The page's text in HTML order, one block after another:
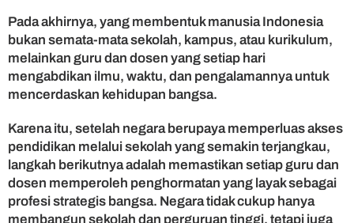
Pada akhirnya, yang membentuk manusia Indonesia
bukan semata-mata sekolah, kampus, atau kurikulum,
melainkan guru dan dosen yang setiap hari
mengabdikan ilmu, waktu, dan pengalamannya untuk
mencerdaskan kehidupan bangsa.
Karena itu, setelah negara berupaya memperluas akses
pendidikan melalui sekolah yang semakin terjangkau,
langkah berikutnya adalah memastikan setiap guru dan
dosen memperoleh penghormatan yang layak sebagai
profesi strategis bangsa. Negara tidak cukup hanya
membangun sekolah dan perguruan tinggi, tetapi juga